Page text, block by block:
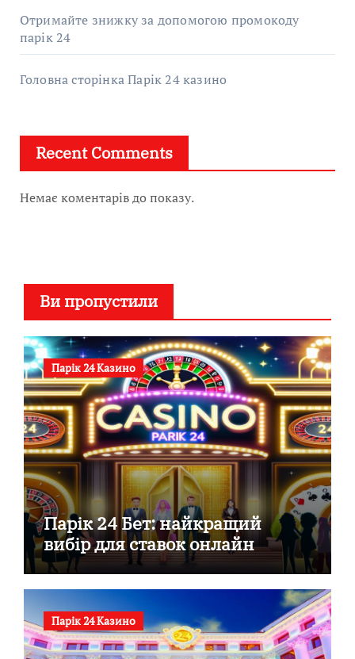
Отримайте знижку за допомогою промокоду
парік 24
Головна сторінка Парік 24 казино
Recent Comments
Немає коментарів до показу.
Ви пропустили
Парік 24 Казино
Парік 24 Бет: найкращий
вибір для ставок онлайн
Парік 24 Казино